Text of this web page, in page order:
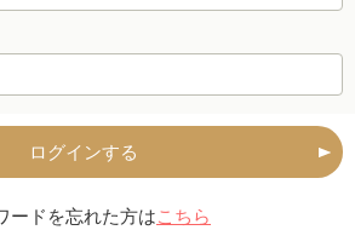
ログインする
ードを忘れた方はこちら